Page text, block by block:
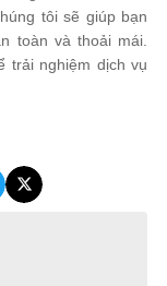
tôi sẽ giúp bạn
toàn và thoải mái.
trải nghiệm dịch vụ